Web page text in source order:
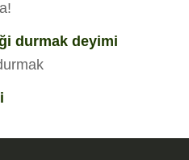
durmak deyimi